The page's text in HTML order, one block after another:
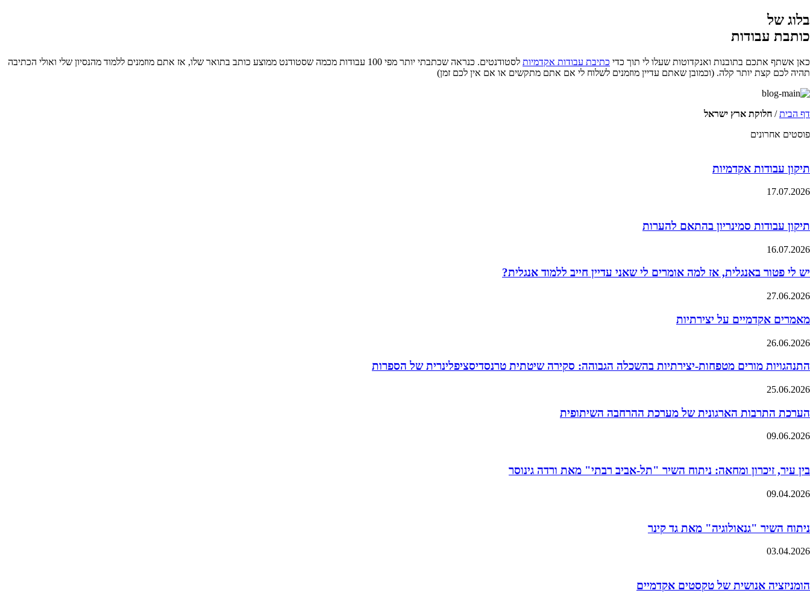
בלוג של
כותבת עבודות
כאן אשתף אתכם בתובנות ואנקדוטות שעלו לי תוך כדי כתיבת עבודות אקדמיות
לסטודנטים. כנראה שכתבתי יותר מפי 100 עבודות מכמה שסטודנט ממוצע כותב בתואר שלו, אז אתם מוזמנים ללמוד מהנסיון שלי ואולי הכתיבה
תהיה לכם קצת יותר קלה. (וכמובן שאתם עדיין מוזמנים לשלוח לי אם אתם מתקשים או אם אין לכם זמן)
דף הבית/ חלוקת ארץ ישראל
פוסטים אחרונים
תיקון עבודות אקדמיות
17.07.2026
תיקון עבודות סמינריון בהתאם להערות
16.07.2026
יש לי פטור באנגלית, אז למה אומרים לי שאני עדיין חייב ללמוד אנגלית?
27.06.2026
מאמרים אקדמיים על יצירתיות
26.06.2026
התנהגויות מורים מטפחות-יצירתיות בהשכלה הגבוהה: סקירה שיטתית טרנסדיסציפלינרית של הספרות
25.06.2026
הערכת התרבות הארגונית של מערכת ההרחבה השיתופית
09.06.2026
בין עיר, זיכרון ומחאה: ניתוח השיר "תל-אביב רבתי" מאת ורדה גינוסר
09.04.2026
ניתוח השיר "גנאולוגיה" מאת גד קינר
03.04.2026
הומניזציה אנושית של טקסטים אקדמיים